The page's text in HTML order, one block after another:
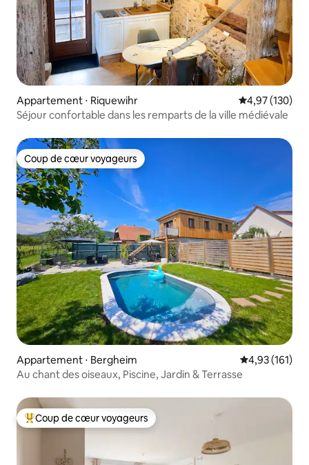
Appartement ⋅ Riquewihr Évaluation
4,97 (130)
Séjour confortable dans les remparts de la ville médiévale
Coup de cœur voyageurs
Coup de cœur voyageurs
Appartement ⋅ Bergheim Évaluation
4,93 (161)
Au chant des oiseaux, Piscine, Jardin & Terrasse
Coups de cœur voyageurs les plus appréciés
Coup de cœur voyageurs